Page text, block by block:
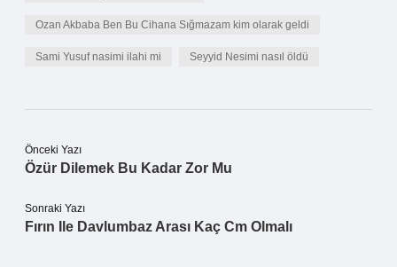
Ozan Akbaba Ben Bu Cihana Sığmazam kim olarak geldi
Sami Yusuf nasimi ilahi mi Seyyid Nesimi nasıl öldü
Önceki Yazı
Özür Dilemek Bu Kadar Zor Mu
Sonraki Yazı
Fırın Ile Davlumbaz Arası Kaç Cm Olmalı